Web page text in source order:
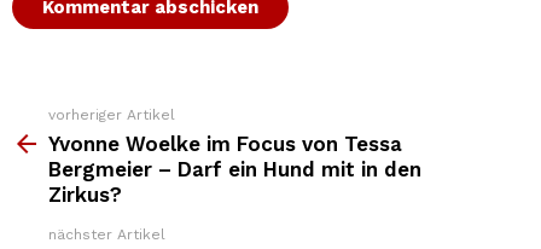
Weitere
Top
News
vorheriger Artikel
Yvonne Woelke im Focus von Tessa
Bergmeier – Darf ein Hund mit in den
Zirkus?
nächster Artikel